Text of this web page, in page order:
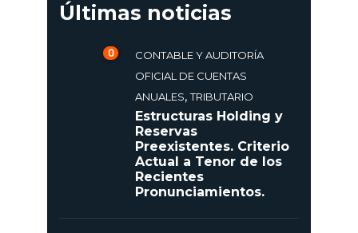
Últimas noticias
0
CONTABLE Y AUDITORÍA
OFICIAL DE CUENTAS
ANUALES,TRIBUTARIO
Estructuras Holding y
Reservas
Preexistentes. Criterio
Actual a Tenor de los
Recientes
Pronunciamientos.